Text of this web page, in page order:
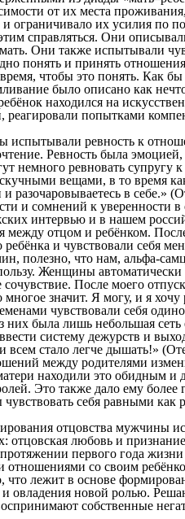
от их места
ограничивало их усилия по
справляться. Они
Они также испытывали
понять и принять
чтобы это понять. Как
было описано как
находился на
попытками
испытывали ревность к
Ревность была
немного ревновать супругу к
вещами, в то время
и разочаровываетесь в себе.»
и сомнений к уверенности в
интервью и в нашем
между отцом и ребёнком.
ребёнка и чувствовали себя
полезно, что нам, альфа-
Женщины автоматически
После моего
многое значит. Я могу, и я
чувствовали себя
них была лишь небольшая
систему дежурств и
всем стало легче дышать!»
между родителями
находили это обидным и
Это также дало ему
чувствовать себя равными как
отцовства мужчины
отцовская любовь и
первого года
отношениями со своим
что лежит в основе
овладения новой ролью.
собственные